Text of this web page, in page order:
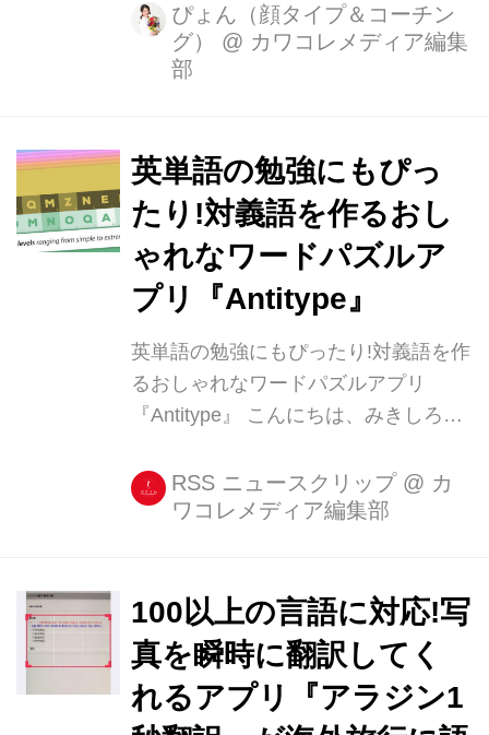
ぴょん（顔タイプ＆コーチン
グ）
@ カワコレメディア編集
部
英単語の勉強にもぴっ
たり!対義語を作るおし
ゃれなワードパズルア
プリ『Antitype』
英単語の勉強にもぴったり!対義語を作
るおしゃれなワードパズルアプリ
『Antitype』 こんにちは、みきしろで
ミニマルでおしゃれなゲームに定評の
あるBorderLeapの新作ワードパズル。
システム [...]
RSS ニュースクリップ @ カ
ワコレメディア編集部
100以上の言語に対応!写
真を瞬時に翻訳してく
れるアプリ『アラジン1